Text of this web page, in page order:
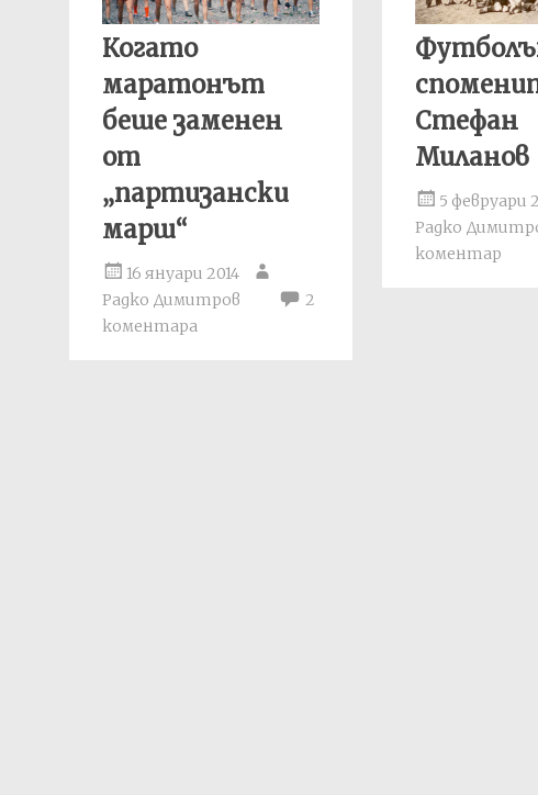
Когато
маратонът
беше заменен
от
„партизански
марш“
16 януари 2014
Радко Димитров
2
коментара
Стефан
Миланов
5 февруари
Радко
коментар